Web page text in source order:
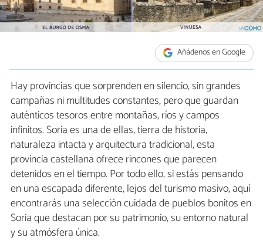
Añádenos en Google
Hay provincias que sorprenden en silencio, sin grandes
campañas ni multitudes constantes, pero que guardan
auténticos tesoros entre montañas, ríos y campos
infinitos. Soria es una de ellas, tierra de historia,
naturaleza intacta y arquitectura tradicional, esta
provincia castellana ofrece rincones que parecen
detenidos en el tiempo. Por todo ello, si estás pensando
en una escapada diferente, lejos del turismo masivo, aquí
encontrarás una selección cuidada de pueblos bonitos en
Soria que destacan por su patrimonio, su entorno natural
y su atmósfera única.